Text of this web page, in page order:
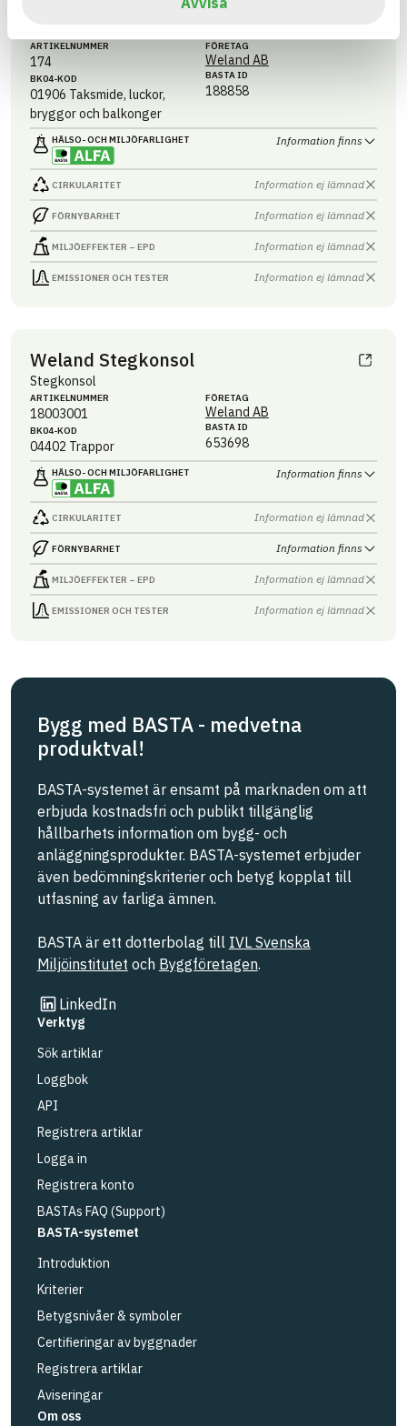
ARTIKEL­NUMMER
174
BK04-KOD
01906 Taksmide, luckor,
bryggor och balkonger
FÖRETAG
Weland AB
BASTA ID
188858
HÄLSO- OCH MILJÖ­FARLIGHET Information finns
CIRKULARITET Information ej lämnad
FÖRNYBARHET Information ej lämnad
MILJÖEFFEKTER – EPD Information ej lämnad
EMISSIONER OCH TESTER Information ej lämnad
Weland Stegkonsol
Stegkonsol
ARTIKEL­NUMMER
18003001
BK04-KOD
04402 Trappor
FÖRETAG
Weland AB
BASTA ID
653698
HÄLSO- OCH MILJÖ­FARLIGHET Information finns
CIRKULARITET Information ej lämnad
FÖRNYBARHET Information finns
MILJÖEFFEKTER – EPD Information ej lämnad
EMISSIONER OCH TESTER Information ej lämnad
Bygg med BASTA - medvetna
produktval!
BASTA-systemet är ensamt på marknaden om att
erbjuda kostnadsfri och publikt tillgänglig
hållbarhets information om bygg- och
anläggningsprodukter. BASTA-systemet erbjuder
även bedömningskriterier och betyg kopplat till
utfasning av farliga ämnen.
BASTA är ett dotterbolag till IVL Svenska
Miljöinstitutet och Byggföretagen.
LinkedIn
Länk till annan webbplats
Verktyg
Sök artiklar
Loggbok
API
Registrera artiklar
Logga in
Registrera konto
BASTAs FAQ (Support)
BASTA-systemet
Introduktion
Kriterier
Betygsnivåer & symboler
Certifieringar av byggnader
Registrera artiklar
Aviseringar
Om oss